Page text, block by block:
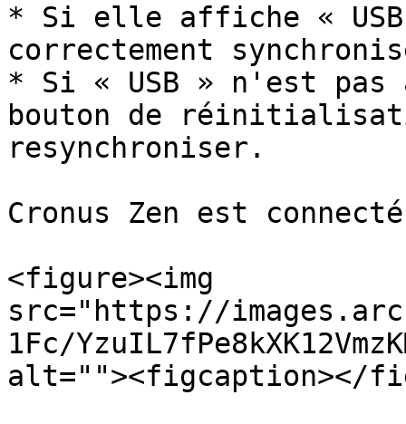
* Si elle affiche «
correctement
* Si « USB » n'est
bouton de
resynchroniser.
Cronus Zen est
<figure><img
src="https://
1Fc/
alt=""><figcaption></